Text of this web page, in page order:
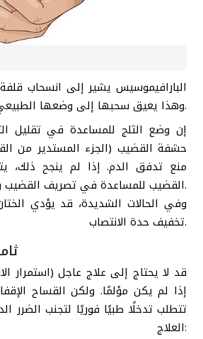
البارافيموسيس يشير إلى انسحاب
وهذا يعيق سحبها إلى وضعها الطبيعي بسبب التورم.
إن وضع الثلج للمساعدة في تقليل
حشفة القضيب (الجزء المستدير من
منع تدفق الدم. إذا لم ينجح ذلك،
القضيب للمساعدة في تصريف القضيب وتقليل التورم.
وفي الحالات الشديدة، قد يؤدي
تخفيف حدة الانتصاب.
إذا لم يكن مؤلمًا. ولكن القساح
تتطلب تدخلًا طبيًا فوريًا لتجنب الضرر
العلاج: